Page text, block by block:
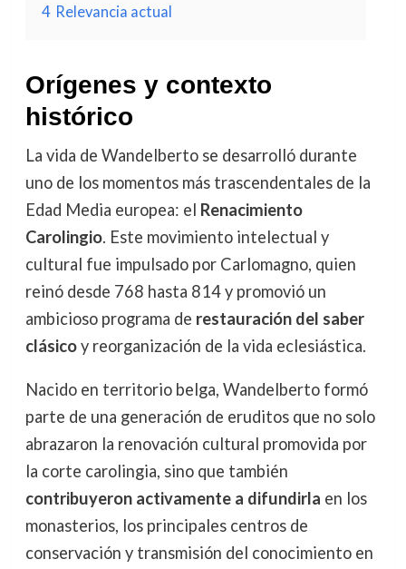
4 Relevancia actual
Orígenes y contexto
histórico
La vida de Wandelberto se desarrolló durante
uno de los momentos más trascendentales de la
Edad Media europea: el Renacimiento
Carolingio. Este movimiento intelectual y
cultural fue impulsado por Carlomagno, quien
reinó desde 768 hasta 814 y promovió un
ambicioso programa de restauración del saber
clásicoy reorganización de la vida eclesiástica.
Nacido en territorio belga, Wandelberto formó
parte de una generación de eruditos que no solo
abrazaron la renovación cultural promovida por
la corte carolingia, sino que también
contribuyeron activamente a difundirla en los
monasterios, los principales centros de
conservación y transmisión del conocimiento en